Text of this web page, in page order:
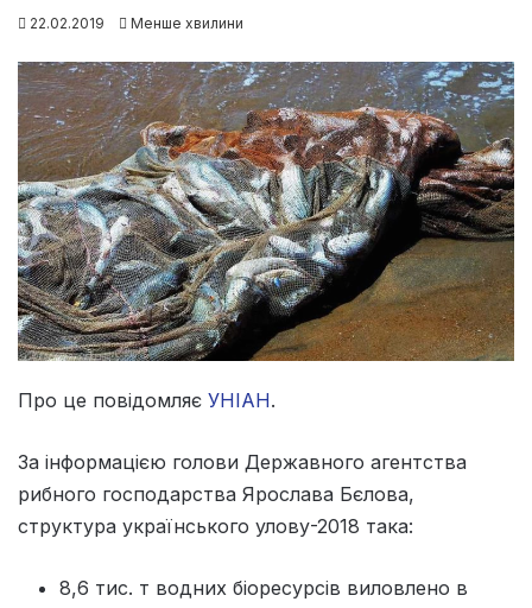
22.02.2019 Менше хвилини
Про це повідомляє УНІАН.
За інформацією голови Державного агентства
рибного господарства Ярослава Бєлова,
структура українського улову-2018 така:
8,6 тис. т водних біоресурсів виловлено в